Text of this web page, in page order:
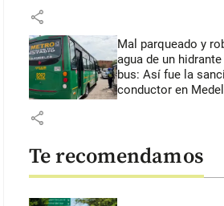
share
Mal parqueado y
agua de un hidrante
bus: Así fue la
conductor en
share
Te recomendamos